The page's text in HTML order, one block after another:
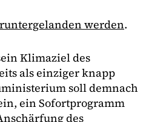
werden.
Klimaziel des
als einziger knapp
soll demnach
ein Sofortprogramm
des